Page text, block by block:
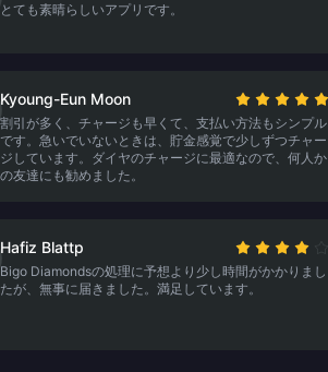
とても素晴らしいアプリです。
Kyoung-Eun Moon
割引が多く、チャージも早くて、支払い方法もシンプル
です。急いでいないときは、貯金感覚で少しずつチャー
ジしています。ダイヤのチャージに最適なので、何人か
の友達にも勧めました。
Hafiz Blattp
Bigo Diamondsの処理に予想より少し時間がかかりまし
たが、無事に届きました。満足しています。